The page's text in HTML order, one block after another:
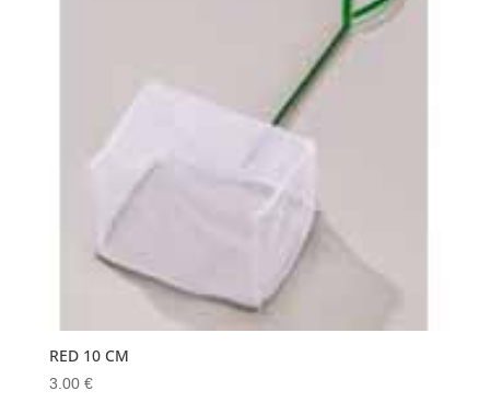
RED 10 CM
3.00 €